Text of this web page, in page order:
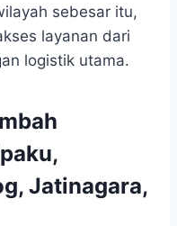
sebesar itu,
layanan dari
logistik utama.
Jatinagara,